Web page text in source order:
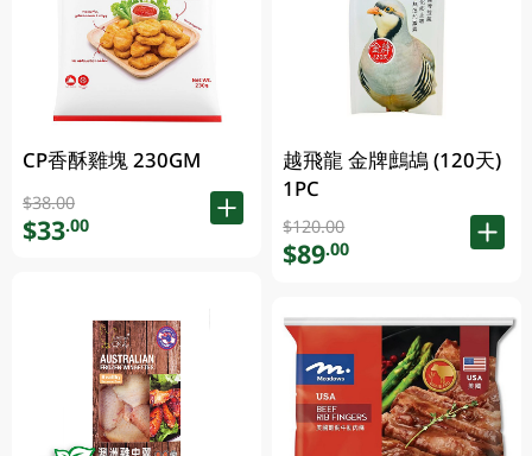
CP香酥雞塊 230GM
$38.00
$33.00
越飛龍 金牌鷓鴣 (120天)
1PC
$120.00
$89.00